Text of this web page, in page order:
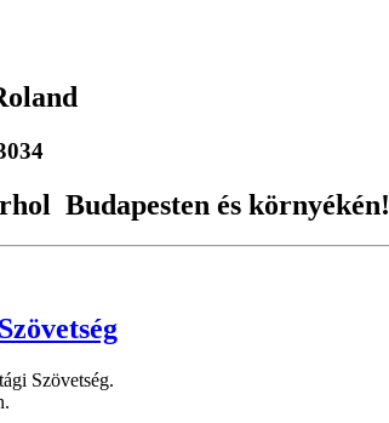
Budapesten és környékén!
Szövetség.